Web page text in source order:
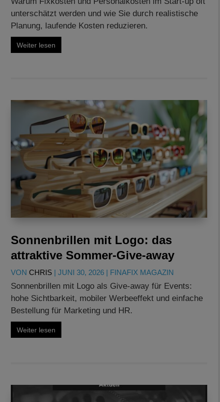
unterschätzt werden und wie Sie durch realistische
Planung, laufende Kosten reduzieren.
Weiter lesen
Sonnenbrillen mit Logo: das
attraktive Sommer-Give-away
VONCHRIS |JUNI 30, 2026 | FINAFIX MAGAZIN
Sonnenbrillen mit Logo als Give-away für Events:
hohe Sichtbarkeit, mobiler Werbeeffekt und einfache
Bestellung für Marketing und HR.
Weiter lesen